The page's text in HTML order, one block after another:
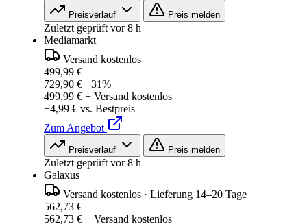
Preisverlauf Preis melden
Zuletzt geprüft vor 8 h
Mediamarkt
Versand kostenlos
499,99 €
729,90 € −31%
499,99 € + Versand kostenlos
+4,99 € vs. Bestpreis
Zum Angebot
Preisverlauf Preis melden
Zuletzt geprüft vor 8 h
Galaxus
Versand kostenlos · Lieferung 14–20 Tage
562,73 €
562,73 € + Versand kostenlos